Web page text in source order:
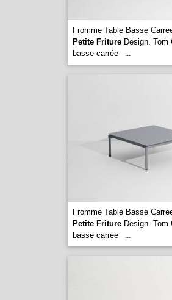
Fromme Table Basse
Petite FritureDesign. Tom
basse carrée
...
Fromme Table Basse
Petite FritureDesign. Tom
basse carrée
...